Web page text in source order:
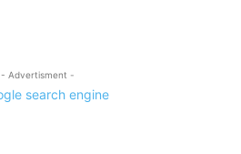
- Advertisment -